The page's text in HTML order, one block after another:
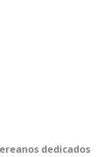
dedicados